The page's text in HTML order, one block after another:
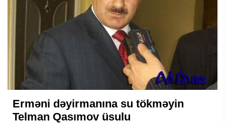
Erməni dəyirmanına su tökməyin
Telman Qasımov üsulu